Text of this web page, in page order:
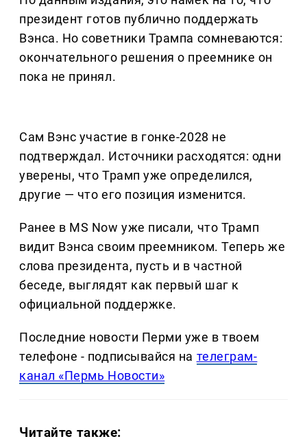
президент готов публично поддержать
Вэнса. Но советники Трампа сомневаются:
окончательного решения о преемнике он
пока не принял.
Сам Вэнс участие в гонке-2028 не
подтверждал. Источники расходятся: одни
уверены, что Трамп уже определился,
другие — что его позиция изменится.
Ранее в MS Now уже писали, что Трамп
видит Вэнса своим преемником. Теперь же
слова президента, пусть и в частной
беседе, выглядят как первый шаг к
официальной поддержке.
Последние новости Перми уже в твоем
телефоне - подписывайся на телеграм-
канал «Пермь Новости»
Читайте также: